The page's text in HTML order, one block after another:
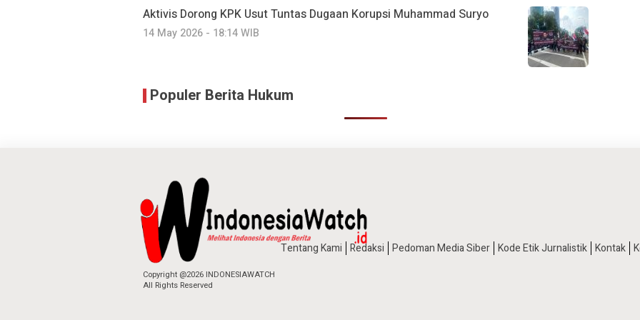
Aktivis Dorong KPK Usut Tuntas Dugaan Korupsi Muhammad Suryo
14 May 2026 - 18:14 WIB
Populer Berita Hukum
Copyright @2026 INDONESIAWATCH
All Rights Reserved
Tentang Kami Redaksi Pedoman Media Siber Kode Etik Jurnalistik Kontak